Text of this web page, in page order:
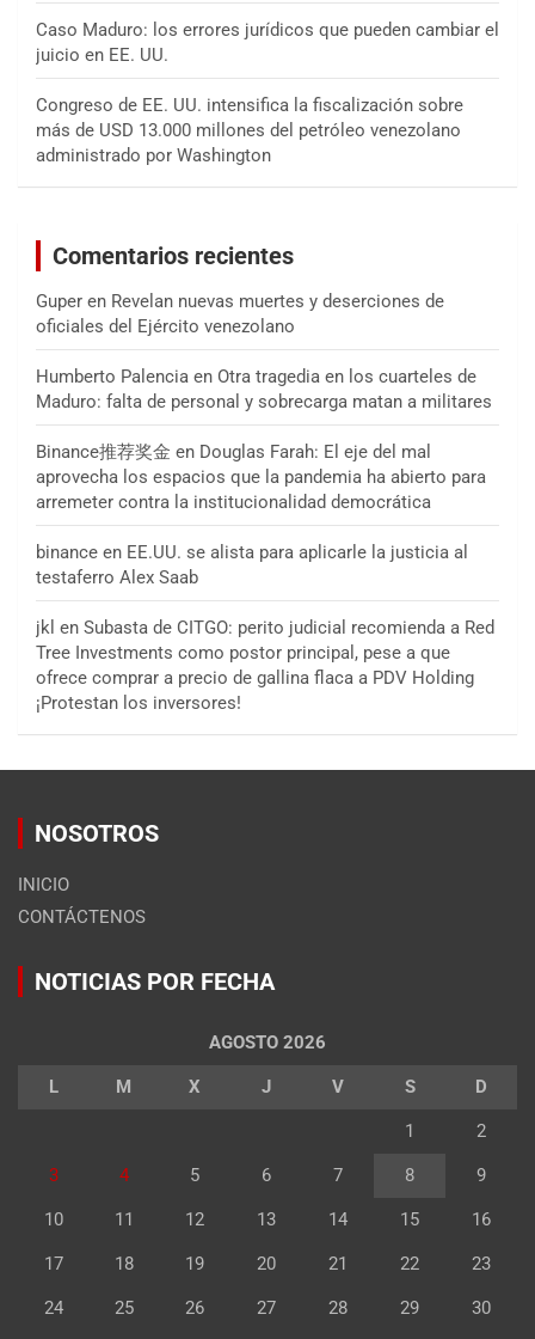
Caso Maduro: los errores jurídicos que pueden cambiar el
juicio en EE. UU.
Congreso de EE. UU. intensifica la fiscalización sobre
más de USD 13.000 millones del petróleo venezolano
administrado por Washington
Comentarios recientes
Guper en Revelan nuevas muertes y deserciones de
oficiales del Ejército venezolano
Humberto Palencia en Otra tragedia en los cuarteles de
Maduro: falta de personal y sobrecarga matan a militares
Binance推荐奖金 en Douglas Farah: El eje del mal
aprovecha los espacios que la pandemia ha abierto para
arremeter contra la institucionalidad democrática
binance en EE.UU. se alista para aplicarle la justicia al
testaferro Alex Saab
jkl en Subasta de CITGO: perito judicial recomienda a Red
Tree Investments como postor principal, pese a que
ofrece comprar a precio de gallina flaca a PDV Holding
¡Protestan los inversores!
NOSOTROS
INICIO
CONTÁCTENOS
NOTICIAS POR FECHA
AGOSTO 2026
L M X J V S D
1 2
3 4 5 6 7 8 9
10 11 12 13 14 15 16
17 18 19 20 21 22 23
24 25 26 27 28 29 30